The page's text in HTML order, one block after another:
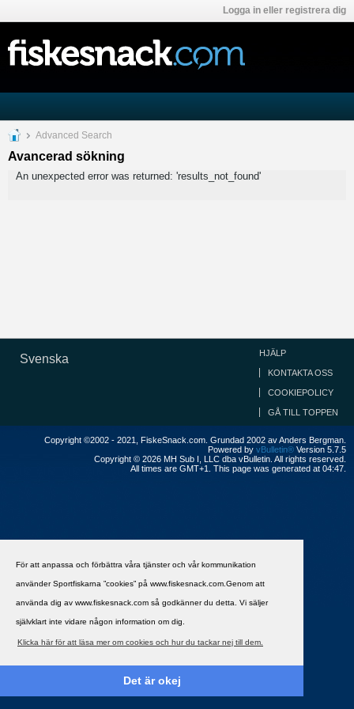
För att anpassa och förbättra våra tjänster och vår kommunikation
använder Sportfiskarna ”cookies” på www.fiskesnack.com.Genom att
använda dig av www.fiskesnack.com så godkänner du detta. Vi säljer
självklart inte vidare någon information om dig.
Klicka här för att läsa mer om cookies och hur du tackar nej till dem.
Det är okej
Logga in eller registrera dig
Advanced Search
Avancerad sökning
An unexpected error was returned: 'results_not_found'
Svenska HJÄLP
KONTAKTA OSS
COOKIEPOLICY
GÅ TILL TOPPEN
Copyright ©2002 - 2021, FiskeSnack.com. Grundad 2002 av Anders Bergman.
Powered by vBulletin® Version 5.7.5
Copyright © 2026 MH Sub I, LLC dba vBulletin. All rights reserved.
All times are GMT+1. This page was generated at 04:47.